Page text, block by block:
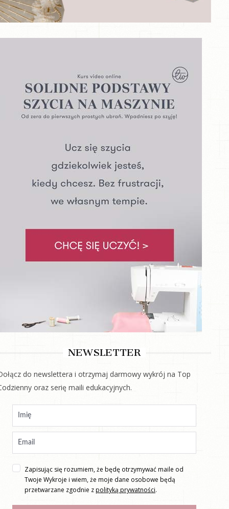
NEWSLETTER
do newslettera i otrzymaj darmowy wykrój na Top
oraz serię maili edukacyjnych.
Zapisując się rozumiem, że będę otrzymywać maile od
Twoje Wykroje i wiem, że moje dane osobowe będą
przetwarzane zgodnie zpolityką prywatności.